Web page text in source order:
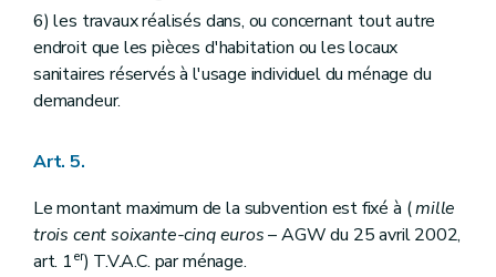
6) les travaux réalisés dans, ou concernant tout autre
endroit que les pièces d'habitation ou les locaux
sanitaires réservés à l'usage individuel du ménage du
demandeur.
Art. 5.
Le montant maximum de la subvention est fixé à (mille
trois cent soixante-cinq euros– AGW du 25 avril 2002,
art. 1er) T.V.A.C. par ménage.